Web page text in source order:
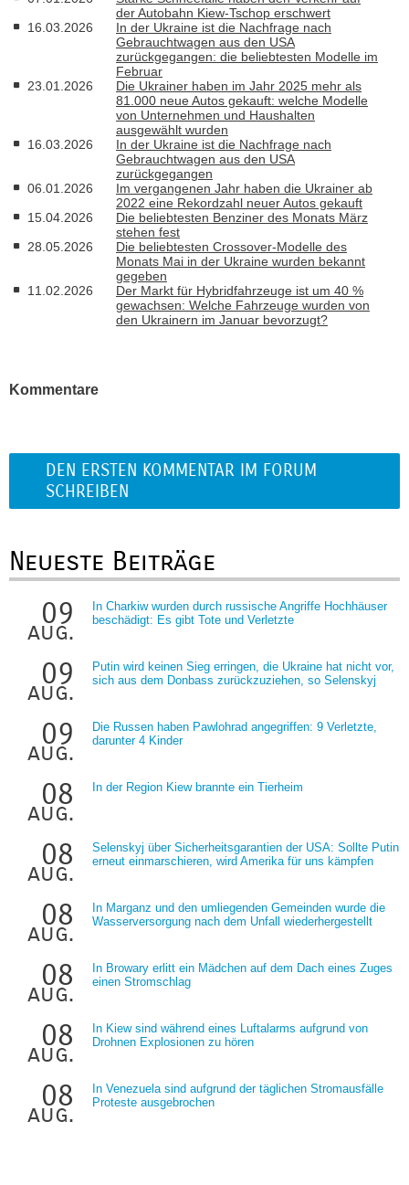
der Autobahn Kiew-Tschop erschwert
16.03.2026
In der Ukraine ist die Nachfrage nach
Gebrauchtwagen aus den USA
zurückgegangen: die beliebtesten Modelle im
Februar
23.01.2026
Die Ukrainer haben im Jahr 2025 mehr als
81.000 neue Autos gekauft: welche Modelle
von Unternehmen und Haushalten
ausgewählt wurden
16.03.2026
In der Ukraine ist die Nachfrage nach
Gebrauchtwagen aus den USA
zurückgegangen
06.01.2026
Im vergangenen Jahr haben die Ukrainer ab
2022 eine Rekordzahl neuer Autos gekauft
15.04.2026
Die beliebtesten Benziner des Monats März
stehen fest
28.05.2026
Die beliebtesten Crossover-Modelle des
Monats Mai in der Ukraine wurden bekannt
gegeben
11.02.2026
Der Markt für Hybridfahrzeuge ist um 40 %
gewachsen: Welche Fahrzeuge wurden von
den Ukrainern im Januar bevorzugt?
Kommentare
DEN ERSTEN KOMMENTAR IM FORUM
SCHREIBEN
Neueste Beiträge
09
aug.
In Charkiw wurden durch russische Angriffe Hochhäuser
beschädigt: Es gibt Tote und Verletzte
09
aug.
Putin wird keinen Sieg erringen, die Ukraine hat nicht vor,
sich aus dem Donbass zurückzuziehen, so Selenskyj
09
aug.
Die Russen haben Pawlohrad angegriffen: 9 Verletzte,
darunter 4 Kinder
08
aug.
In der Region Kiew brannte ein Tierheim
08
aug.
Selenskyj über Sicherheitsgarantien der USA: Sollte Putin
erneut einmarschieren, wird Amerika für uns kämpfen
08
aug.
In Marganz und den umliegenden Gemeinden wurde die
Wasserversorgung nach dem Unfall wiederhergestellt
08
aug.
In Browary erlitt ein Mädchen auf dem Dach eines Zuges
einen Stromschlag
08
aug.
In Kiew sind während eines Luftalarms aufgrund von
Drohnen Explosionen zu hören
08
aug.
In Venezuela sind aufgrund der täglichen Stromausfälle
Proteste ausgebrochen